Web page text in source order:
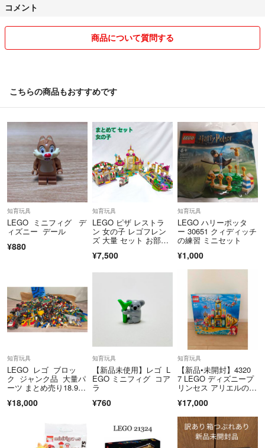
相場や様子見て値下げはこちらで考えていますので、
おまとめお値引きは可能ですので、コメントにてお知らせください^_^
け取り拒否、取引拒否された事があり困惑しました。
※追跡のある発送方法をご希望の方は、コメントにてご相談ください。
ぼ送料込み出品のため、安価な普通郵便、メール便などを利用しており
ます。ご理解いただきますよう、宜しくお願い致します。
コメント
商品について質問する
こちらの商品もおすすめです
知育玩具
LEGO ミニフィグ デ
ィズニー デール
¥880
知育玩具
LEGO ピザ レストラ
ン 女の子 レゴフレン
ズ 大量 セット お部
¥7,500
知育玩具
LEGO ハリーポッタ
ー 30651 クィディッチ
の練習 ミニセット
¥1,000
知育玩具
LEGO レゴ ブロッ
ク ジャンク品 大量パ
ーツ まとめ売り18.9キ
¥18,000
知育玩具
【新品未使用】レゴ L
EGO ミニフィグ コア
ラ
¥760
知育玩具
【新品•未開封】4320
7 LEGO ディズニープ
リンセス アリエルの海
¥17,000